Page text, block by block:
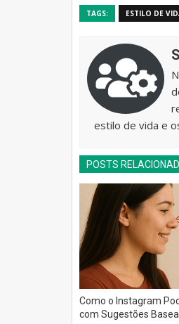
TAGS: ESTILO DE
estilo de vida e
POSTS
Como o Instagram
com Sugestões